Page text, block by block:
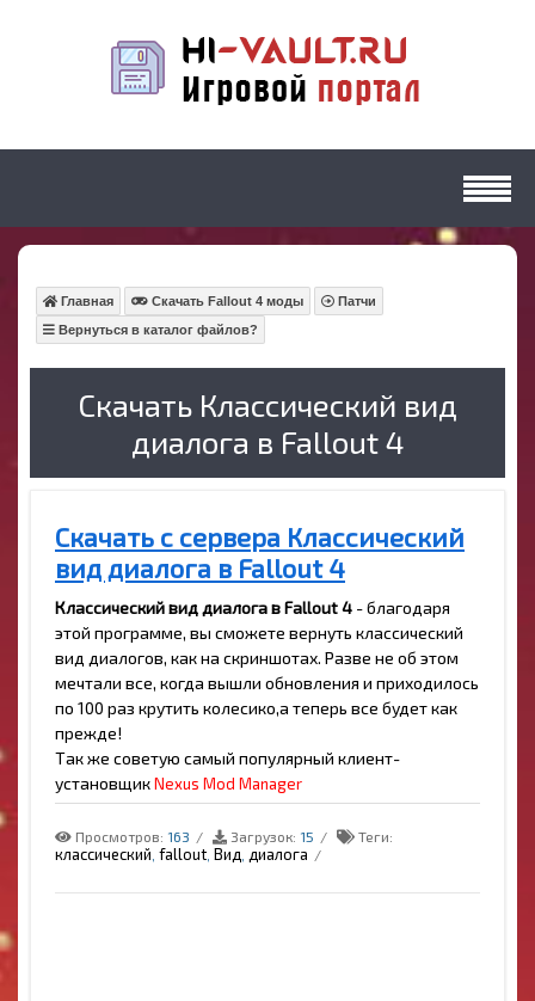
Главная Скачать Fallout 4 моды
Патчи
Вернуться в каталог файлов?
Скачать Классический вид
диалога в Fallout 4
Скачать с сервера Классический
вид диалога в Fallout 4
Классический вид диалога в Fallout 4 - благодаря
этой программе, вы сможете вернуть классический
вид диалогов, как на скриншотах. Разве не об этом
мечтали все, когда вышли обновления и приходилось
по 100 раз крутить колесико,а теперь все будет как
прежде!
Так же советую самый популярный клиент-
установщикNexus Mod Manager
Просмотров: 163 Загрузок: 15 Теги:
классический fallout Вид диалога